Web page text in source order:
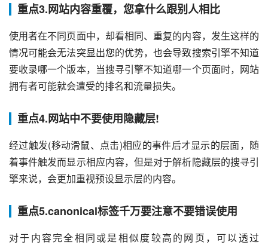
重点3.网站内容重覆，您拿什么跟别人相比
使用者在不同页面中，却看相同、重复的内容，发生这样的
情况可能会无法突显出您的优势，也会导致搜索引擎不知道
要收录哪一个版本，当搜寻引擎不知道哪一个页面时，网站
拥有者可能就会遭受的排名和流量损失。
重点4.网站中不要使用隐藏层!
经过触发(移动滑鼠、点击)相应的事件后才显示的层面，随
着事件触发而显示相应内容，但是对于解析隐藏层的搜寻引
擎来说，会更加重视预设显示层的内容。
重点5.canonical标签千万要注意不要错误使用
对于内容完全相同或是相似度较高的网页，可以透过